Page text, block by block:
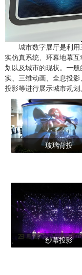
城市数字展厅是利用
实仿真系统、环幕地幕
划以及城市的现状。一
实、三维动画、全息投
投影等进行展示城市规划
玻璃背投
纱幕投影